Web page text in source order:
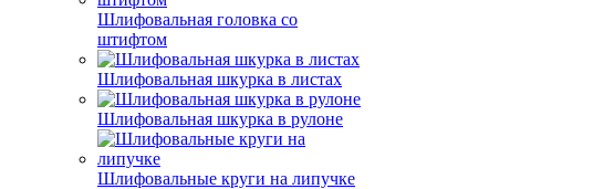
Шлифовальная головка со
штифтом
Шлифовальная шкурка в листах
Шлифовальная шкурка в рулоне
Шлифовальные круги на липучке